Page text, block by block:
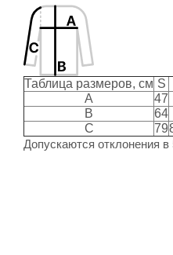
Таблица размеров, см S
A
47
B
64
C
79
Допускаются отклонения